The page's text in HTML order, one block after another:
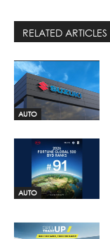
RELATED ARTICLES
AUTO
AUTO